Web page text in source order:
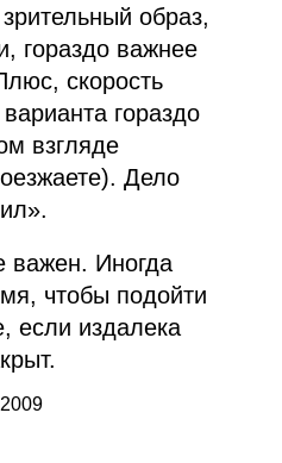
образ,
гораздо важнее
скорость
гораздо
взгляде
Дело
важен. Иногда
чтобы подойти
если издалека